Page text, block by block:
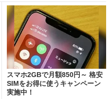
スマホ2GBで月額850円～ 格安
SIMをお得に使うキャンペーン
実施中！